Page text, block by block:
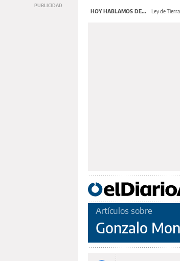
HOY HABLAMOS DE... Ley de
Artículos sobre
Gonzalo